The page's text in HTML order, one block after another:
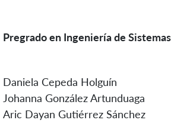
Pregrado en Ingeniería de Sistemas
Daniela Cepeda Holguín
Johanna González Artunduaga
Aric Dayan Gutiérrez Sánchez